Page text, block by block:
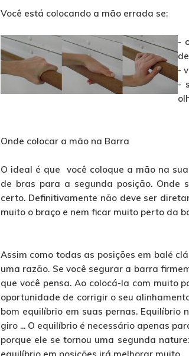
Você está colocando a mão errada se:
-
-
-
Onde colocar a mão na Barra
O ideal é que você coloque a mão na
de bras para a segunda posição. Onde
certo. Definitivamente não deve ser
muito o braço e nem ficar muito perto da
Assim como todas as posições em balé
uma razão. Se você segurar a barra
que você pensa. Ao colocá-la com muito
oportunidade de corrigir o seu
bom equilíbrio em suas pernas. Equilíbrio
giro ... O equilíbrio é necessário apenas
porque ele se tornou uma segunda